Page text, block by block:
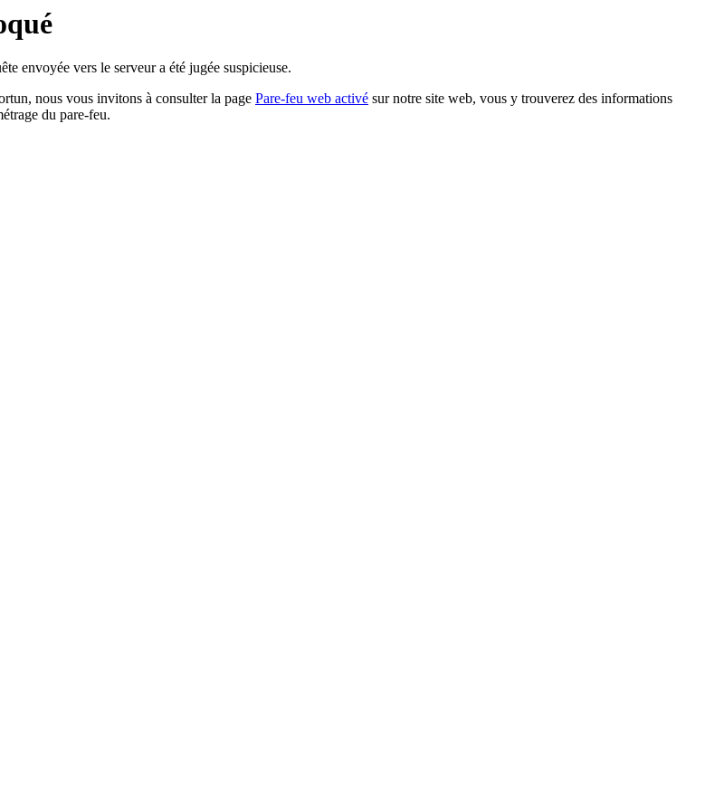
envoyée vers le serveur a été jugée suspicieuse.
nous vous invitons à consulter la page Pare-feu web activé sur notre site web, vous y trouverez des informations
du pare-feu.